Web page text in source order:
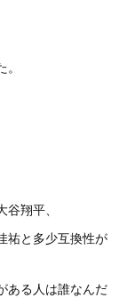
翔平、
祐と多少互換性が
ある人は誰なんだ